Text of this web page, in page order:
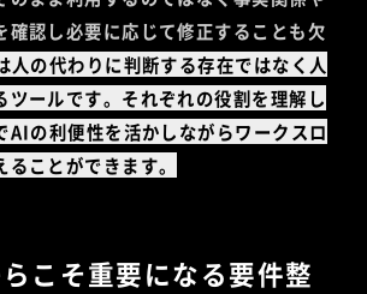
確認し必要に応じて修正することも欠
人の代わりに判断する存在ではなく人
ツールです。それぞれの役割を理解し
AIの利便性を活かしながらワークスロ
ことができます。
こそ重要になる要件整